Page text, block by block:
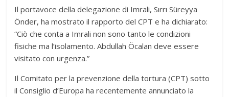
Il portavoce della delegazione di Imrali, Sırrı Süreyya
Önder, ha mostrato il rapporto del CPT e ha dichiarato:
“Ciò che conta a Imrali non sono tanto le condizioni
fisiche ma l’isolamento. Abdullah Öcalan deve essere
visitato con urgenza.”
Il Comitato per la prevenzione della tortura (CPT) sotto
il Consiglio d’Europa ha recentemente annunciato la